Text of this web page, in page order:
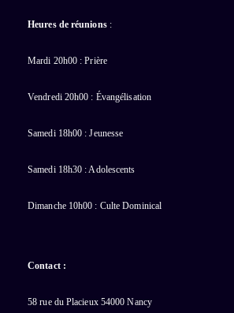
Heures de réunions:
Mardi 20h00 : Prière
Vendredi 20h00 : Évangélisation
Samedi 18h00 : Jeunesse
Samedi 18h30 : Adolescents
Dimanche 10h00 : Culte Dominical
Contact :
58 rue du Placieux 54000 Nancy